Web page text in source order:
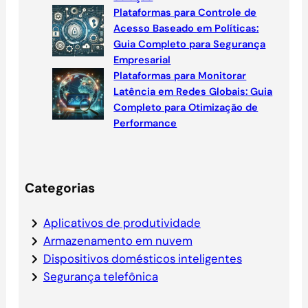
Plataformas para Controle de
Acesso Baseado em Políticas:
Guia Completo para Segurança
Empresarial
Plataformas para Monitorar
Latência em Redes Globais: Guia
Completo para Otimização de
Performance
Categorias
Aplicativos de produtividade
Armazenamento em nuvem
Dispositivos domésticos inteligentes
Segurança telefônica